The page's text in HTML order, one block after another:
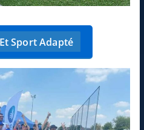
Sport Adapté